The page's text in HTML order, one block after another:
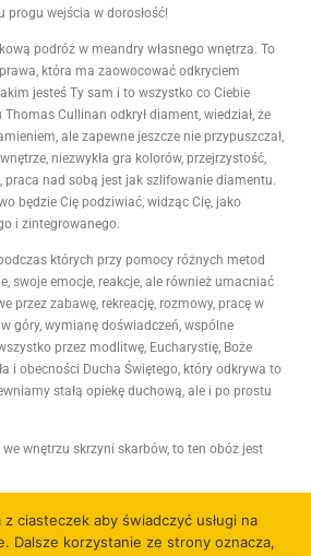
progu wejścia w dorosłość!
podróż w meandry własnego wnętrza. To
która ma zaowocować odkryciem
jesteś Ty sam i to wszystko co Ciebie
Cullinan odkrył diament, wiedział, że
ale zapewne jeszcze nie przypuszczał,
niezwykła gra kolorów, przejrzystość,
praca nad sobą jest jak szlifowanie diamentu.
będzie Cię podziwiać, widząc Cię, jako
i zintegrowanego.
których przy pomocy różnych metod
swoje emocje, reakcje, ale również umacniać
przez zabawę, rekreację, rozmowy, pracę w
góry, wymianę doświadczeń, wspólne
przez modlitwę, Eucharystię, Boże
i obecności Ducha Świętego, który odkrywa to
stałą opiekę duchową, ale i po prostu
wnętrzu skrzyni skarbów, to ten obóz jest
ciasteczek aby świadczyć usługi na
Dalsze korzystanie ze strony oznacza,